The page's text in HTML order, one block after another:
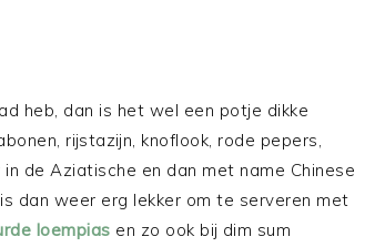
heb, dan is het wel een potje dikke
rijstazijn, knoflook, rode pepers,
de Aziatische en dan met name Chinese
dan weer erg lekker om te serveren met
loempias en zo ook bij dim sum